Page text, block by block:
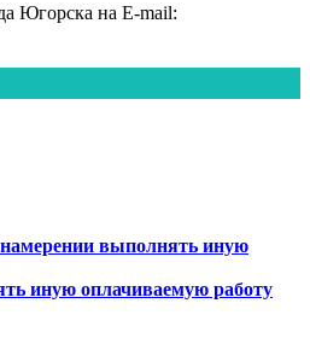
Югорска на E-mail:
выполнять иную
иную оплачиваемую работу